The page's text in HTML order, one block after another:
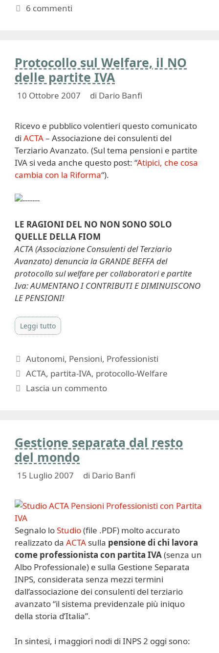
6 commenti
Protocollo sul Welfare, il NO
delle partite IVA
10 Ottobre 2007 di Dario Banfi
Ricevo e pubblico volentieri questo comunicato
di ACTA– Associazione dei consulenti del
Terziario Avanzato. (Sul tema pensioni e partite
IVA si veda anche questo post: “Atipici, che cosa
cambia con la Riforma“).
LE RAGIONI DEL NO NON SONO SOLO
QUELLE DELLA FIOM
ACTA (Associazione Consulenti del Terziario
Avanzato) denuncia la GRANDE BEFFA del
protocollo sul welfare per collaboratori e partite
Iva: AUMENTANO I CONTRIBUTI E DIMINUISCONO
LE PENSIONI!
Leggi tutto
Categorie
Autonomi, Pensioni, Professionisti
Tag
ACTA, partita-IVA, protocollo-Welfare
Lascia un commento
Gestione separata dal resto
del mondo
15 Luglio 2007 di Dario Banfi
Segnalo loStudio(file .PDF) molto accurato
realizzato da ACTA sulla pensione di chi lavora
come professionista con partita IVA(senza un
Albo Professionale) e sulla Gestione Separata
INPS, considerata senza mezzi termini
dall’associazione dei consulenti del terziario
avanzato “il sistema previdenzale più iniquo
della storia d’Italia”.
In sintesi, i maggiori nodi di INPS 2 oggi sono: